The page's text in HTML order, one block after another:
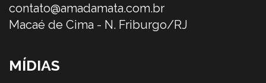
contato@amadamata.com.br
Macaé de Cima - N. Friburgo/RJ
MÍDIAS